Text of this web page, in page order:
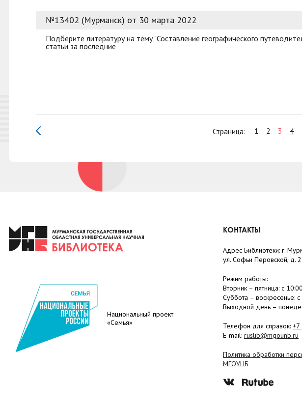
№13402 (Мурманск) от 30 марта 2022
Подберите литературу на тему "Составление географического
статьи за последние
Страница: 1 2 3 4
Национальный проект
«Семья»
КОНТАКТЫ
Адрес Библиотеки: г.
ул. Софьи Перовской, д.
Режим работы:
Вторник – пятница: с
Суббота – воскресенье:
Выходной день –
Телефон для справок: +7
E-mail: ruslib@mgounb.ru
Политика обработки
МГОУНБ